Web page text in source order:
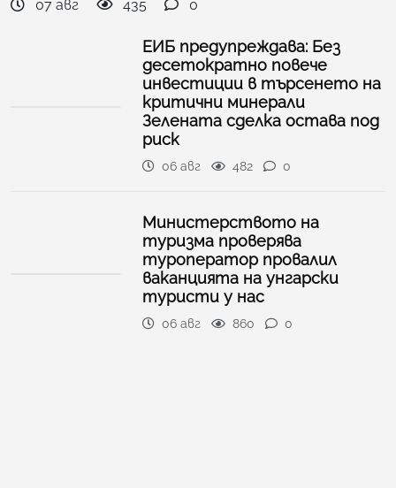
07 авг 435 0
ЕИБ предупреждава: Без
десетократно повече
инвестиции в търсенето на
критични минерали
Зелената сделка остава под
риск
06 авг 482 0
Министерството на
туризма проверява
туроператор провалил
ваканцията на унгарски
туристи у нас
06 авг 860 0